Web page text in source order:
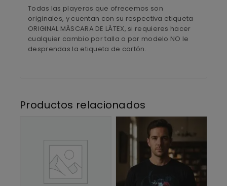
Todas las playeras que ofrecemos son
originales, y cuentan con su respectiva etiqueta
ORIGINAL MÁSCARA DE LÁTEX, si requieres hacer
cualquier cambio por talla o por modelo NO le
desprendas la etiqueta de cartón.
Productos relacionados